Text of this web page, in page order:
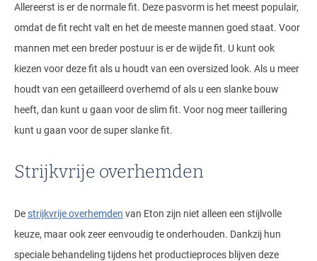
Allereerst is er de normale fit. Deze pasvorm is het meest populair,
omdat de fit recht valt en het de meeste mannen goed staat. Voor
mannen met een breder postuur is er de wijde fit. U kunt ook
kiezen voor deze fit als u houdt van een oversized look. Als u meer
houdt van een getailleerd overhemd of als u een slanke bouw
heeft, dan kunt u gaan voor de slim fit. Voor nog meer taillering
kunt u gaan voor de super slanke fit.
Strijkvrije overhemden
Destrijkvrije overhemden van Eton zijn niet alleen een stijlvolle
keuze, maar ook zeer eenvoudig te onderhouden. Dankzij hun
speciale behandeling tijdens het productieproces blijven deze